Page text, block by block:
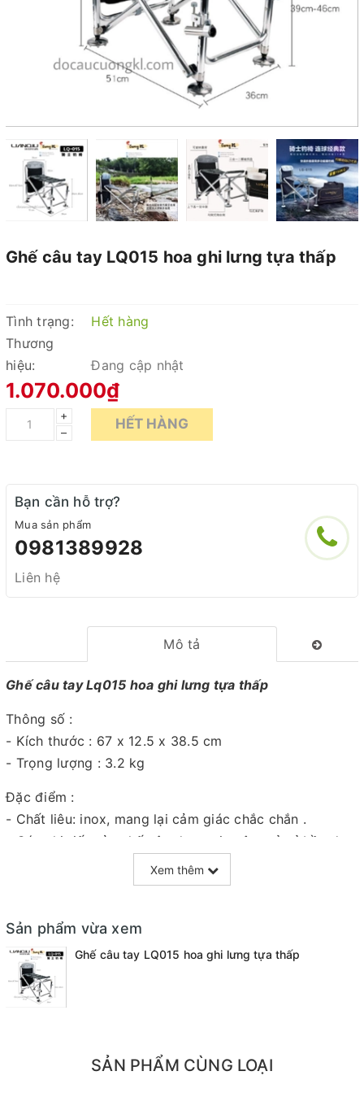
Ghế câu tay LQ015 hoa ghi lưng tựa thấp
Tình trạng:
Hết hàng
Thương
hiệu:
Đang cập nhật
1.070.000₫
+
–
HẾT HÀNG
Bạn cần hỗ trợ?
Mua sản phẩm
0981389928
Liên hệ
Mô tả
Ghế câu tay Lq015 hoa ghi lưng tựa thấp
Thông số :
- Kích thước : 67 x 12.5 x 38.5 cm
- Trọng lượng : 3.2 kg
Đặc điểm :
- Chất liêu: inox, mang lại cảm giác chắc chắn .
- Các chi tiết của ghế câu được gia công tỉ mỉ bền đẹp.
- Vải đan dày dặn ,được may nhiều lớp bảo đảm độ
cần, pass giỏ cá, pass ô đôi
- Có khay mồi đi kèm, phía sau ghế bố trí ba lô đựng
đồ tiên dụng.
- Ghế có balo đựng, xách di chuyển dễ dàng
Xem thêm
Sản phẩm vừa xem
Ghế câu tay LQ015 hoa ghi lưng tựa thấp
SẢN PHẨM CÙNG LOẠI